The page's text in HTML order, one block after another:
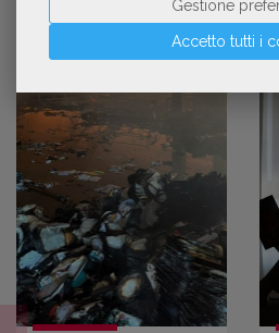
Accetto tutti i
Gestione
CONTINUA A LEGGERE